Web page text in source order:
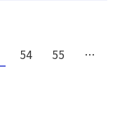
54 55
…